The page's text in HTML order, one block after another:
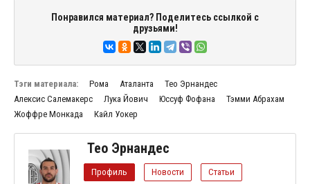
Понравился материал? Поделитесь ссылкой с
друзьями!
Тэги материала: Рома Аталанта
Тео Эрнандес
Алексис Салемакерс
Лука Йович Юссуф Фофана
Тэмми Абрахам
Жоффре Монкада
Кайл Уокер
Тео Эрнандес
Профиль Новости Статьи